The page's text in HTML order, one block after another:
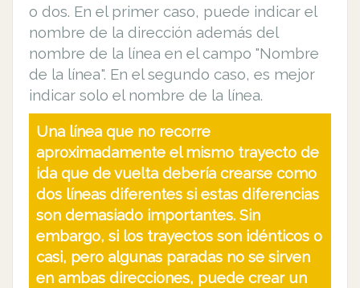
o dos. En el primer caso, puede indicar el
nombre de la dirección además del
nombre de la línea en el campo "Nombre
de la línea". En el segundo caso, es mejor
indicar solo el nombre de la línea.
Una línea que no recorre
aproximadamente el mismo trayecto de
ida que de vuelta debería crearse como
dos líneas diferentes si estas diferencias
son demasiado importantes. Sin
embargo, si los trayectos son idénticos o
casi, pero algunas paradas no se sirven
en ambas direcciones, puede crear un